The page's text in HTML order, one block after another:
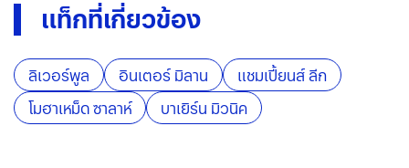
แท็กที่เกี่ยวข้อง
ลิเวอร์พูล อินเตอร์ มิลาน
แชมเปี้ยนส์ ลีก
โมฮาเหม็ด ซาลาห์
บาเยิร์น มิวนิค